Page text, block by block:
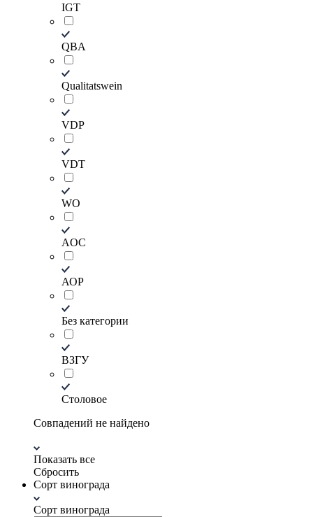
IGТ
QBA
Qualitatswein
VDP
VDT
WO
АOС
АОP
Без категории
ВЗГУ
Столовое
Совпадений не найдено
Показать все
Сбросить
Сорт винограда
Сорт винограда